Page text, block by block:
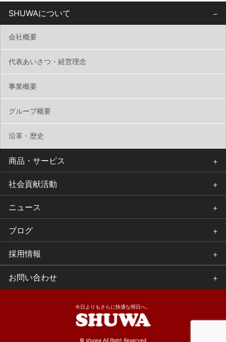
SHUWAについて
会社概要
代表あいさつ・経営理念
事業概要
グループ概要
沿革・歴史
商品・サービス
社会貢献活動
ニュース
ブログ
採用情報
お問い合わせ
今日よりもさらに快適な明日へ。
© shuwa All Right Reserved